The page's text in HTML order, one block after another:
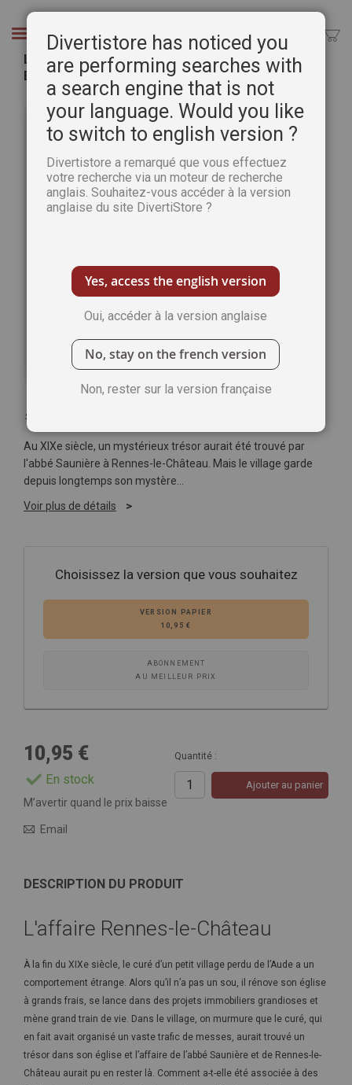
Chercher
L'affaire Rennes le Château - Les Grandes
Enigmes de l'Histoire 20
galerie
d’images
Soyez le premier à commenter ce produit
Au XIXe siècle, un mystérieux trésor aurait été trouvé par
l'abbé Saunière à Rennes-le-Château. Mais le village garde
depuis longtemps son mystère...
Voir plus de détails
Choisissez la version que vous souhaitez
VERSION PAPIER
10,95 €
ABONNEMENT
AU MEILLEUR PRIX
10,95 €
En stock
Quantité :
Ajouter au panier
M’avertir quand le prix baisse
Email
DESCRIPTION DU PRODUIT
L'affaire Rennes-le-Château
À la fin du XIXe siècle, le curé d’un petit village perdu de l’Aude a un
comportement étrange. Alors qu’il n’a pas un sou, il rénove son église
à grands frais, se lance dans des projets immobiliers grandioses et
mène grand train de vie. Dans le village, on murmure que le curé, qui
en fait avait organisé un vaste trafic de messes, aurait trouvé un
trésor dans son église et l’affaire de l’abbé Saunière et de Rennes-le-
Château aurait pu en rester là. Comment a-t-elle été associée à des
Divertistore has noticed you
are performing searches with
a search engine that is not
your language. Would you like
to switch to english version ?
Divertistore a remarqué que vous effectuez
votre recherche via un moteur de recherche
anglais. Souhaitez-vous accéder à la version
anglaise du site DivertiStore ?
Yes, access the english version
Oui, accéder à la version anglaise
No, stay on the french version
Non, rester sur la version française